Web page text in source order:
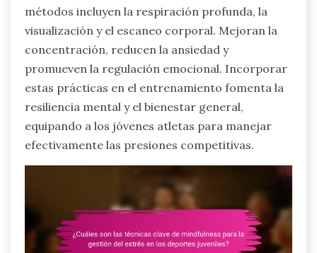
métodos incluyen la respiración profunda, la
visualización y el escaneo corporal. Mejoran la
concentración, reducen la ansiedad y
promueven la regulación emocional. Incorporar
estas prácticas en el entrenamiento fomenta la
resiliencia mental y el bienestar general,
equipando a los jóvenes atletas para manejar
efectivamente las presiones competitivas.